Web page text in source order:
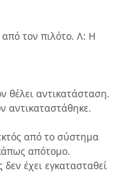
τον πιλότο. Λ: Η
θέλει αντικατάσταση.
αντικαταστάθηκε.
από το σύστημα
απότομο.
έχει εγκατασταθεί